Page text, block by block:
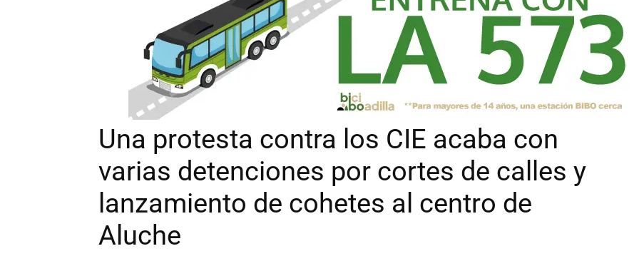
Una protesta contra los CIE acaba con
varias detenciones por cortes de calles y
lanzamiento de cohetes al centro de
Aluche